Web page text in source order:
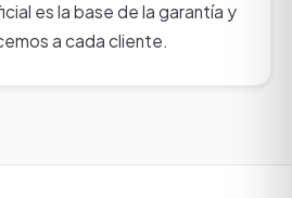
es la base de la garantía y
a cada cliente.